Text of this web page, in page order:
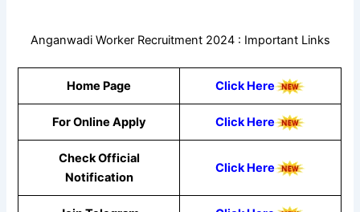
Anganwadi Worker Recruitment 2024 : Important Links
Home Page Click Here
For Online Apply Click Here
Check Official
Notification
Click Here